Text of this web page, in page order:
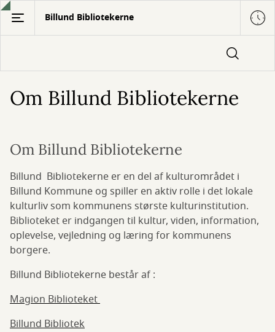
Gå
hovedindhold
Billund Bibliotekerne
Om Billund Bibliotekerne
Om Billund Bibliotekerne
Billund Bibliotekerne er en del af kulturområdet i
Billund Kommune og spiller en aktiv rolle i det lokale
kulturliv som kommunens største kulturinstitution.
Biblioteket er indgangen til kultur, viden, information,
oplevelse, vejledning og læring for kommunens
borgere.
Billund Bibliotekerne består af :
Magion Biblioteket
Billund Bibliotek